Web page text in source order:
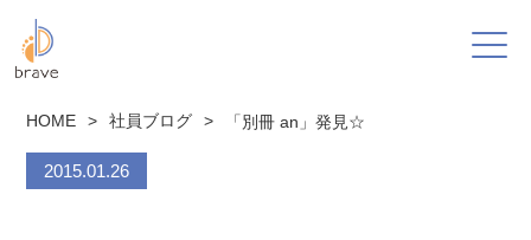
HOME > 社員ブログ > 「別冊 an」発見☆
2015.01.26